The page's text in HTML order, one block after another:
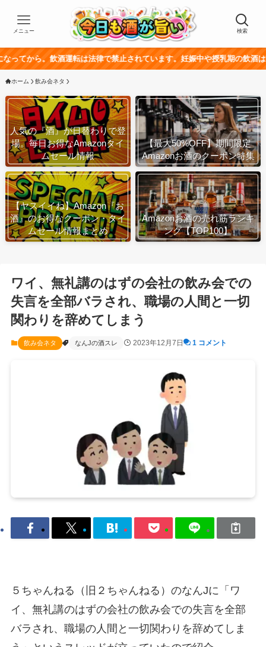
検索
メニュー
酒運転は法律で禁止されています。妊娠中や授乳期の飲酒は、胎児・乳幼
ホーム 飲み会ネタ
人気の『酒』が日替わりで登
場。毎日お得なAmazonタイ
ムセール情報
【最大50%OFF】期間限定
Amazonお酒のクーポン特集
【ヤスイイね】Amazon『お
酒』のお得なクーポン・タイ
ムセール情報まとめ
Amazonお酒の売れ筋ランキ
ング【TOP100】
ワイ、無礼講のはずの会社の飲み会での
失言を全部バラされ、職場の人間と一切
関わりを辞めてしまう
飲み会ネタ なんJの酒スレ 2023年12月7日 1 コメント
５ちゃんねる（旧２ちゃんねる）のなんJに「ワ
イ、無礼講のはずの会社の飲み会での失言を全部
バラされ、職場の人間と一切関わりを辞めてしま